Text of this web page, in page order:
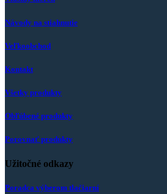
Návody na stiahnutie
Veľkoobchod
Kontakt
Všetky produkty
Obľúbené produkty
Porovnať produkty
Užitočné odkazy
Poradca výberom tlačiarní